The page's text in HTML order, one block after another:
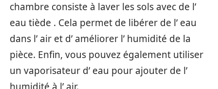
chambre consiste à laver les sols avec de l’
eau tiède . Cela permet de libérer de l’ eau
dans l’ air et d’ améliorer l’ humidité de la
pièce. Enfin, vous pouvez également utiliser
un vaporisateur d’ eau pour ajouter de l’